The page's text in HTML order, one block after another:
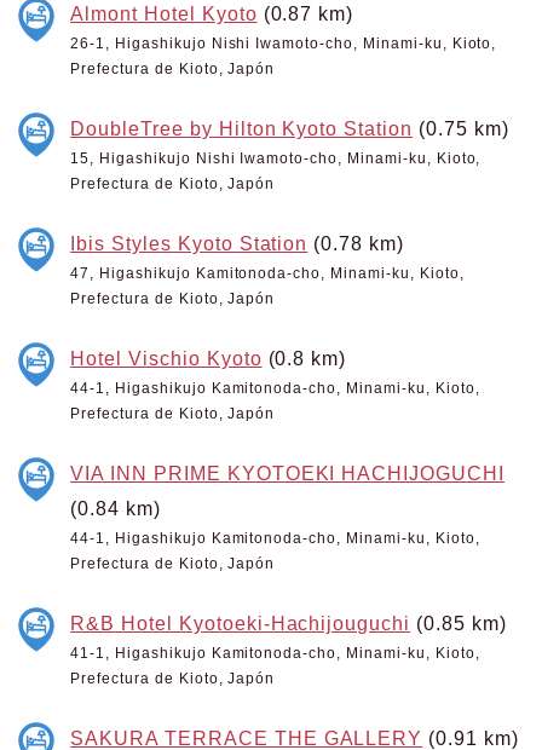
Almont Hotel Kyoto (0.87 km)
26-1, Higashikujo Nishi Iwamoto-cho, Minami-ku, Kioto,
Prefectura de Kioto, Japón
DoubleTree by Hilton Kyoto Station (0.75 km)
15, Higashikujo Nishi Iwamoto-cho, Minami-ku, Kioto,
Prefectura de Kioto, Japón
Ibis Styles Kyoto Station (0.78 km)
47, Higashikujo Kamitonoda-cho, Minami-ku, Kioto,
Prefectura de Kioto, Japón
Hotel Vischio Kyoto (0.8 km)
44-1, Higashikujo Kamitonoda-cho, Minami-ku, Kioto,
Prefectura de Kioto, Japón
VIA INN PRIME KYOTOEKI HACHIJOGUCHI
(0.84 km)
44-1, Higashikujo Kamitonoda-cho, Minami-ku, Kioto,
Prefectura de Kioto, Japón
R&B Hotel Kyotoeki-Hachijouguchi (0.85 km)
41-1, Higashikujo Kamitonoda-cho, Minami-ku, Kioto,
Prefectura de Kioto, Japón
SAKURA TERRACE THE GALLERY (0.91 km)